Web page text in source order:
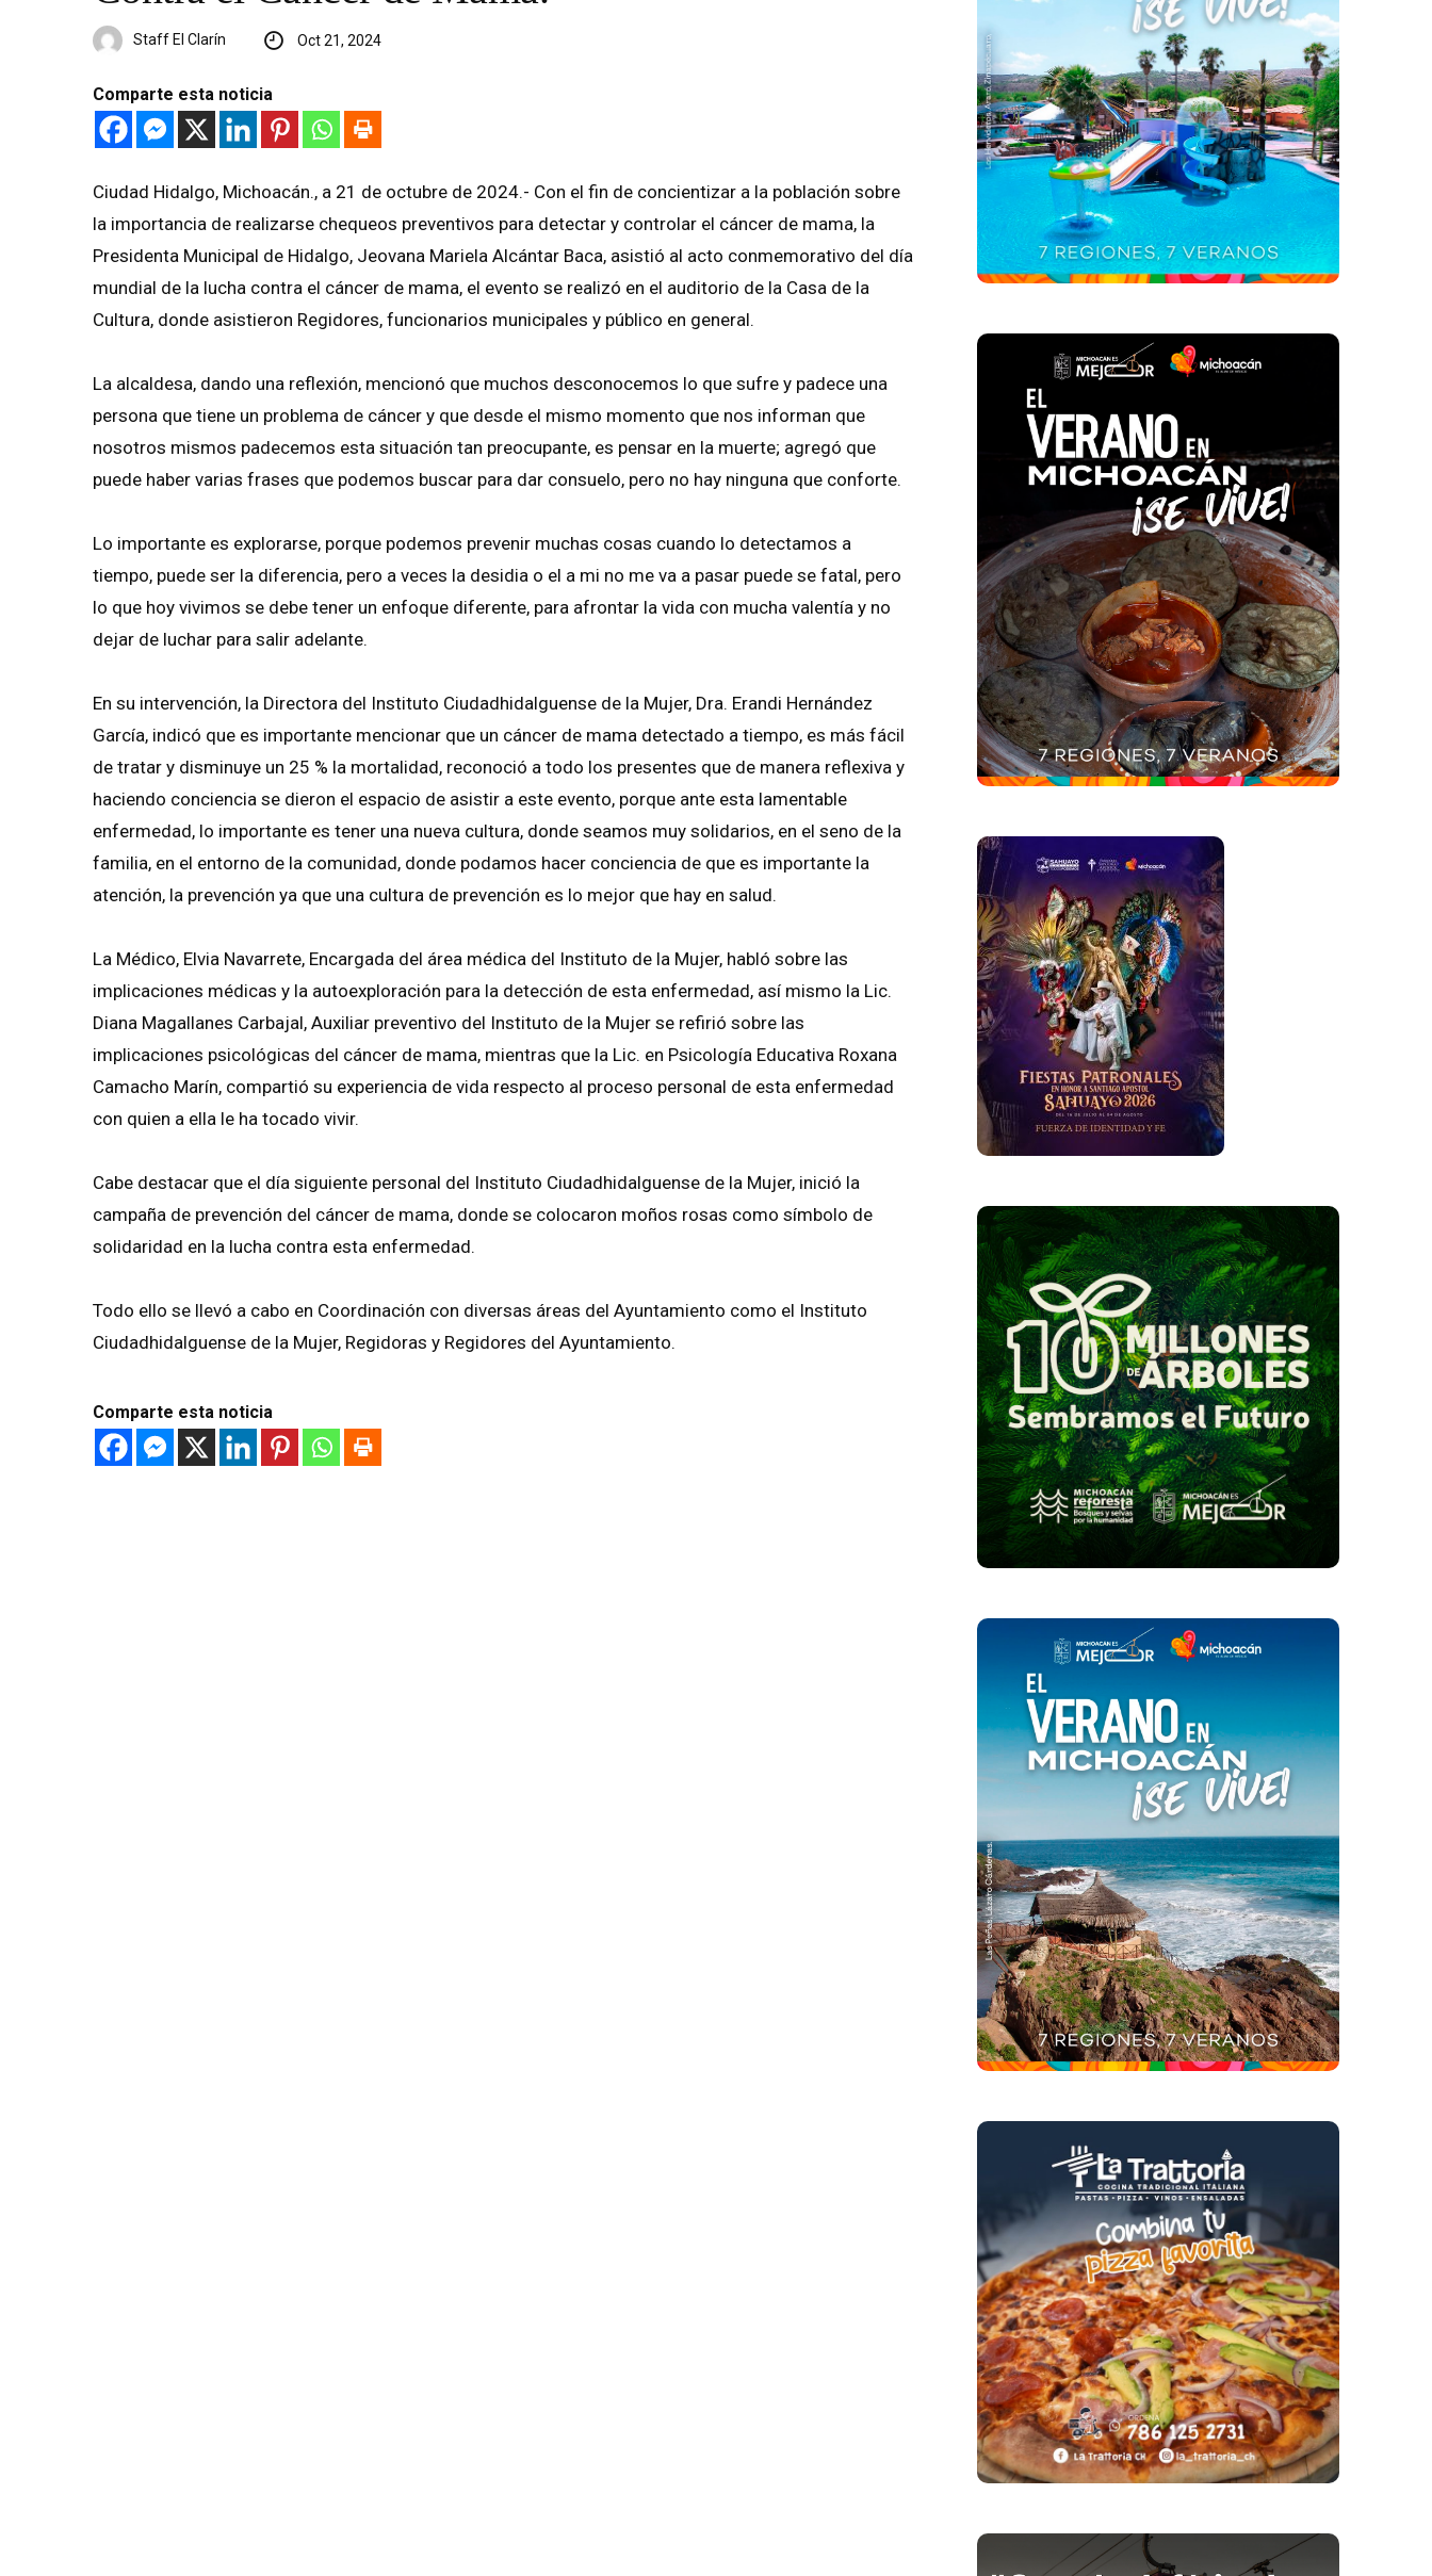
Staff El Clarín Oct 21, 2024
Comparte esta noticia
Ciudad Hidalgo, Michoacán., a 21 de octubre de 2024.- Con el fin de concientizar a la población sobre
la importancia de realizarse chequeos preventivos para detectar y controlar el cáncer de mama, la
Presidenta Municipal de Hidalgo, Jeovana Mariela Alcántar Baca, asistió al acto conmemorativo del día
mundial de la lucha contra el cáncer de mama, el evento se realizó en el auditorio de la Casa de la
Cultura, donde asistieron Regidores, funcionarios municipales y público en general.
La alcaldesa, dando una reflexión, mencionó que muchos desconocemos lo que sufre y padece una
persona que tiene un problema de cáncer y que desde el mismo momento que nos informan que
nosotros mismos padecemos esta situación tan preocupante, es pensar en la muerte; agregó que
puede haber varias frases que podemos buscar para dar consuelo, pero no hay ninguna que conforte.
Lo importante es explorarse, porque podemos prevenir muchas cosas cuando lo detectamos a
tiempo, puede ser la diferencia, pero a veces la desidia o el a mi no me va a pasar puede se fatal, pero
lo que hoy vivimos se debe tener un enfoque diferente, para afrontar la vida con mucha valentía y no
dejar de luchar para salir adelante.
En su intervención, la Directora del Instituto Ciudadhidalguense de la Mujer, Dra. Erandi Hernández
García, indicó que es importante mencionar que un cáncer de mama detectado a tiempo, es más fácil
de tratar y disminuye un 25 % la mortalidad, reconoció a todo los presentes que de manera reflexiva y
haciendo conciencia se dieron el espacio de asistir a este evento, porque ante esta lamentable
enfermedad, lo importante es tener una nueva cultura, donde seamos muy solidarios, en el seno de la
familia, en el entorno de la comunidad, donde podamos hacer conciencia de que es importante la
atención, la prevención ya que una cultura de prevención es lo mejor que hay en salud.
La Médico, Elvia Navarrete, Encargada del área médica del Instituto de la Mujer, habló sobre las
implicaciones médicas y la autoexploración para la detección de esta enfermedad, así mismo la Lic.
Diana Magallanes Carbajal, Auxiliar preventivo del Instituto de la Mujer se refirió sobre las
implicaciones psicológicas del cáncer de mama, mientras que la Lic. en Psicología Educativa Roxana
Camacho Marín, compartió su experiencia de vida respecto al proceso personal de esta enfermedad
con quien a ella le ha tocado vivir.
Cabe destacar que el día siguiente personal del Instituto Ciudadhidalguense de la Mujer, inició la
campaña de prevención del cáncer de mama, donde se colocaron moños rosas como símbolo de
solidaridad en la lucha contra esta enfermedad.
Todo ello se llevó a cabo en Coordinación con diversas áreas del Ayuntamiento como el Instituto
Ciudadhidalguense de la Mujer, Regidoras y Regidores del Ayuntamiento.
Comparte esta noticia